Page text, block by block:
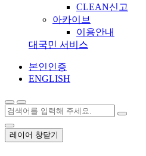
CLEAN신고
아카이브
이용안내
대국민 서비스
본인인증
ENGLISH
레이어 창닫기